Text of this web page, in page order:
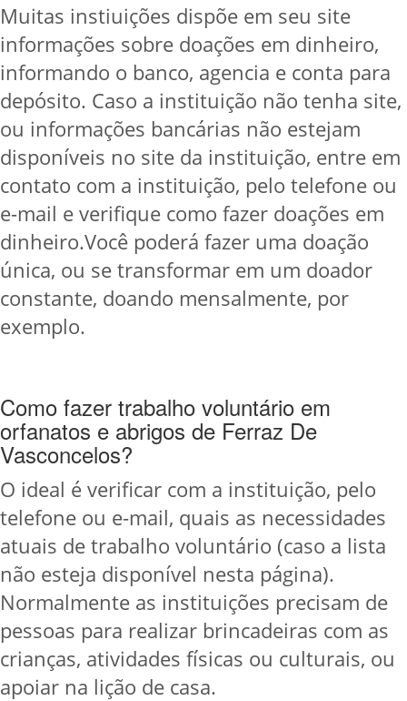
Muitas instiuições dispõe em seu site
informações sobre doações em dinheiro,
informando o banco, agencia e conta para
depósito. Caso a instituição não tenha site,
ou informações bancárias não estejam
disponíveis no site da instituição, entre em
contato com a instituição, pelo telefone ou
e-mail e verifique como fazer doações em
dinheiro.Você poderá fazer uma doação
única, ou se transformar em um doador
constante, doando mensalmente, por
exemplo.
Como fazer trabalho voluntário em
orfanatos e abrigos de Ferraz De
Vasconcelos?
O ideal é verificar com a instituição, pelo
telefone ou e-mail, quais as necessidades
atuais de trabalho voluntário (caso a lista
não esteja disponível nesta página).
Normalmente as instituições precisam de
pessoas para realizar brincadeiras com as
crianças, atividades físicas ou culturais, ou
apoiar na lição de casa.